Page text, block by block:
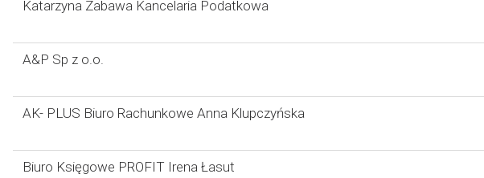
Katarzyna Zabawa Kancelaria Podatkowa
A&P Sp z o.o.
AK- PLUS Biuro Rachunkowe Anna Klupczyńska
Biuro Księgowe PROFIT Irena Łasut